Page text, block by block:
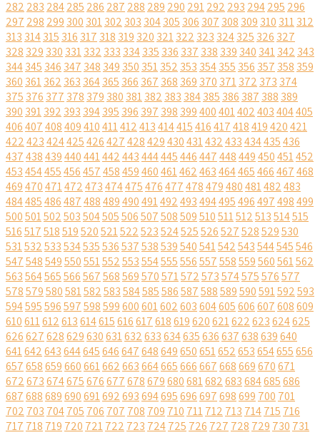
282 283 284285 286 287 288 289 290 291292 293 294295 296
297 298 299 300 301302 303 304305 306 307 308 309 310 311312
313 314315 316 317 318 319 320 321322 323 324325 326 327
328 329 330 331332 333 334335 336 337 338 339 340 341342 343
344345 346 347 348 349 350 351352 353 354355 356 357 358 359
360 361362 363 364365 366 367 368 369 370 371372 373 374
375 376 377 378 379 380 381382 383 384385 386 387 388 389
390 391392 393 394395 396 397 398 399400401402403404405
406407408409410411412413414415416417418419420421
422423424425426427428429430431432433434435436
437438439440441442443444445446447448449450451452
453454455456457458459460461462463464465466467468
469470471472473474475476477478479480481482483
484485486487488489490491492493494495496497498499
500501502503504505506507508509510511512513514515
516517518519520521522523524525526527528529530
531532533534535536537538539540541542543544545546
547548549550551552553554555556557558559560561562
563564565566567568569570571572573574575576577
578579580581582583584585586587588589590591592593
594595596597598599600601602603604605606607608609
610611612613614615616617618619620621622623624625
626627628629630631632633634635636637638639640
641642643644645646647648649650651652653654655656
657658659660661662663664665666667668669670671
672673674675676677678679680681682683684685686
687688689690691692693694695696697698699 700 701
702 703 704705 706 707 708 709 710 711712 713 714715 716
717 718 719 720 721722 723 724725 726 727 728 729 730 731